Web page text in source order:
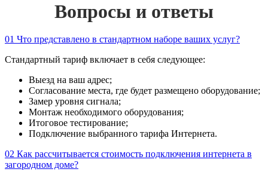
Вопросы и ответы
01 Что представлено в стандартном наборе ваших услуг?
Стандартный тариф включает в себя следующее:
Выезд на ваш адрес;
Согласование места, где будет размещено оборудование;
Замер уровня сигнала;
Монтаж необходимого оборудования;
Итоговое тестирование;
Подключение выбранного тарифа Интернета.
02 Как рассчитывается стоимость подключения интернета в
загородном доме?